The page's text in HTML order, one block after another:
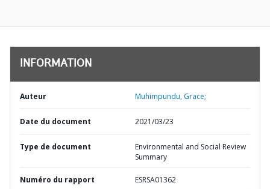
INFORMATION
Auteur Muhimpundu, Grace;
Date du document 2021/03/23
Type de document
Environmental and Social Review
Summary
Numéro du rapport ESRSA01362